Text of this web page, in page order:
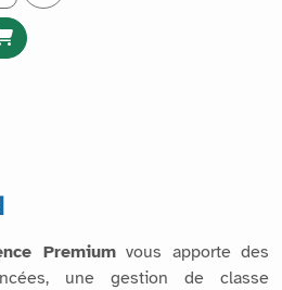
Premiumvous apporte des
une gestion de classe